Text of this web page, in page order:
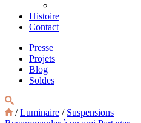
Histoire
Contact
Presse
Projets
Blog
Soldes
/Luminaire / Suspensions